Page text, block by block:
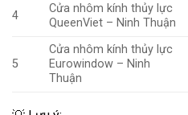
4
Cửa nhôm kính thủy lực
QueenViet – Ninh Thuận
5
Cửa nhôm kính thủy lực
Eurowindow – Ninh
Thuận